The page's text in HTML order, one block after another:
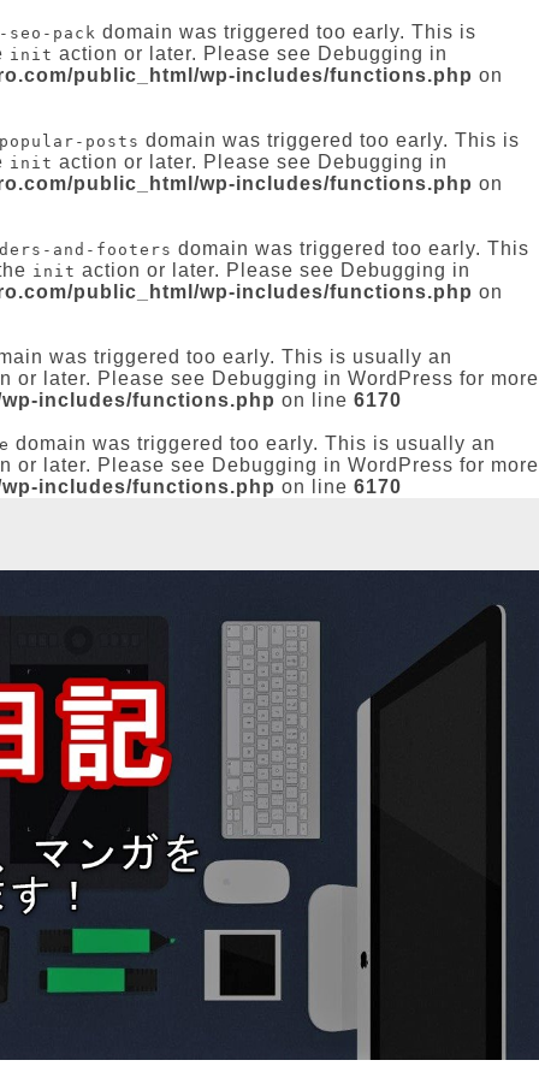
pack domain was triggered too early. This is
init action or later. Please see Debugging in
public_html/wp-includes/functions.php on
posts domain was triggered too early. This is
init action or later. Please see Debugging in
public_html/wp-includes/functions.php on
and-footers domain was triggered too early. This
init action or later. Please see Debugging in
public_html/wp-includes/functions.php on
was triggered too early. This is usually an
or later. Please see Debugging in WordPress for more
includes/functions.php on line 6170
domain was triggered too early. This is usually an
or later. Please see Debugging in WordPress for more
includes/functions.php on line 6170